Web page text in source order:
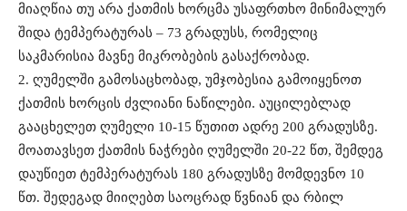
მიაღწია თუ არა ქათმის ხორცმა უსაფრთხო მინიმალურ
შიდა ტემპერატურას – 73 გრადუსს, რომელიც
საკმარისია მავნე მიკრობების გასაქრობად.
2. ღუმელში გამოსაცხობად, უმჯობესია გამოიყენოთ
ქათმის ხორცის ძვლიანი ნაწილები. აუცილებლად
გააცხელეთ ღუმელი 10-15 წუთით ადრე 200 გრადუსზე.
მოათავსეთ ქათმის ნაჭრები ღუმელში 20-22 წთ, შემდეგ
დაუწიეთ ტემპერატურას 180 გრადუსზე მომდევნო 10
წთ. შედეგად მიიღებთ საოცრად წვნიან და რბილ